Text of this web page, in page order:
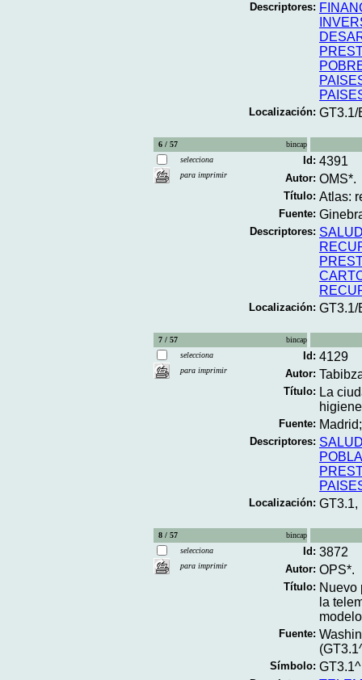
Descriptores:
Localización: GT3.1/
6 / 57
bincap
selecciona
para imprimir
Id: 4391
Autor: OMS*.
Título: Atlas:
Fuente:
Descriptores:
Localización: GT3.1/
7 / 57
bincap
selecciona
para imprimir
Id: 4129
Autor:
Título: La
Fuente:
Descriptores:
Localización: GT3.1,
8 / 57
bincap
selecciona
para imprimir
Id: 3872
Autor: OPS*.
Título: Nuevo
la
Fuente:
Símbolo: